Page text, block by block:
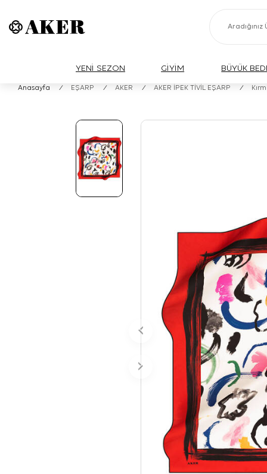
YENİ SEZON GİYİM BÜYÜK
Anasayfa / EŞARP / AKER / AKER İPEK TİVİL EŞARP /